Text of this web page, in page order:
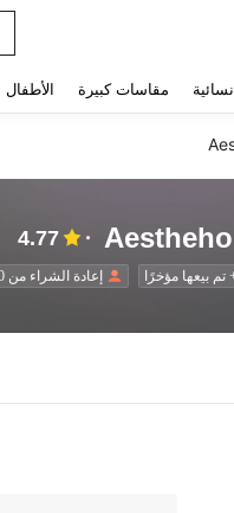
مقاسات كبيرة الأطفال
4.77
إعادة الشراء من 100+